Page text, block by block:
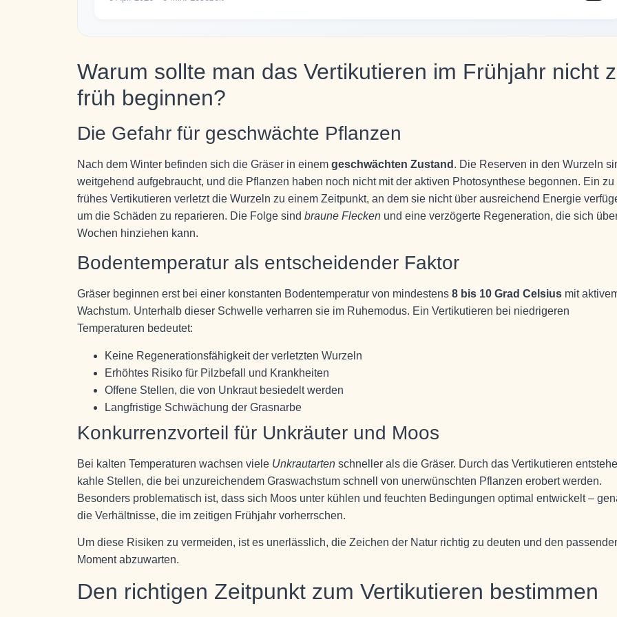
Warum sollte man das Vertikutieren im Frühjahr nicht
früh beginnen?
Die Gefahr für geschwächte Pflanzen
Nach dem Winter befinden sich die Gräser in einem geschwächten Zustand . Die Reserven in den Wurzeln
weitgehend aufgebraucht, und die Pflanzen haben noch nicht mit der aktiven Photosynthese begonnen. Ein zu
frühes Vertikutieren verletzt die Wurzeln zu einem Zeitpunkt, an dem sie nicht über ausreichend Energie
um die Schäden zu reparieren. Die Folge sind braune Flecken und eine verzögerte Regeneration, die sich
Wochen hinziehen kann.
Bodentemperatur als entscheidender Faktor
Gräser beginnen erst bei einer konstanten Bodentemperatur von mindestens 8 bis 10 Grad Celsius mit
Wachstum. Unterhalb dieser Schwelle verharren sie im Ruhemodus. Ein Vertikutieren bei niedrigeren
Temperaturen bedeutet:
Keine Regenerationsfähigkeit der verletzten Wurzeln
Erhöhtes Risiko für Pilzbefall und Krankheiten
Offene Stellen, die von Unkraut besiedelt werden
Langfristige Schwächung der Grasnarbe
Konkurrenzvorteil für Unkräuter und Moos
Bei kalten Temperaturen wachsen viele Unkrautarten schneller als die Gräser. Durch das Vertikutieren
kahle Stellen, die bei unzureichendem Graswachstum schnell von unerwünschten Pflanzen erobert werden.
Besonders problematisch ist, dass sich Moos unter kühlen und feuchten Bedingungen optimal entwickelt –
die Verhältnisse, die im zeitigen Frühjahr vorherrschen.
Um diese Risiken zu vermeiden, ist es unerlässlich, die Zeichen der Natur richtig zu deuten und den
Moment abzuwarten.
Den richtigen Zeitpunkt zum Vertikutieren bestimmen